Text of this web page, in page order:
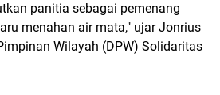
panitia sebagai pemenang
menahan air mata," ujar Jonrius
Wilayah (DPW) Solidaritas